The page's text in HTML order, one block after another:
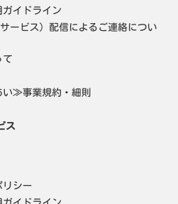
ガイドライン
ービス）配信によるご連絡につい
て
≫事業規約・細則
ス
リシー